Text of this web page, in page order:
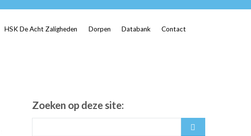
HSK De Acht Zaligheden Dorpen Databank Contact
Zoeken op deze site: